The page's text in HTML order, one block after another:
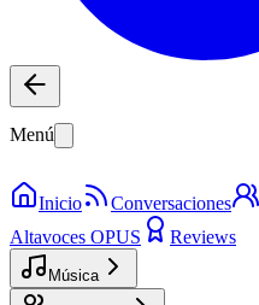
Menú
Inicio Conversaciones
Altavoces OPUS
Reviews
Música